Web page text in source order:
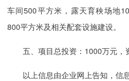
车间500平方米，露天育秧场地
800平方米及相关配套设施建设。
五、项目总投资：1000万元，
以上信息由企业网上告知，信